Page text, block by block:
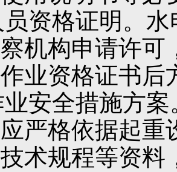
资格证明。
机构申请许可
业资格证书后
安全措施方
严格依据起
术规程等资料